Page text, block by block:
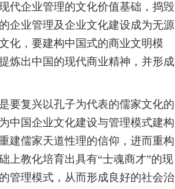
代企业管理的文化价值基础，捣毁
企业管理及企业文化建设成为无源
化，要建构中国式的商业文明模
炼出中国的现代商业精神，并形成
要复兴以孔子为代表的儒家文化的
中国企业文化建设与管理模式建构
建儒家天道性理的信仰，进而重构
上教化培育出具有“士魂商才”的现
管理模式，从而形成良好的社会治